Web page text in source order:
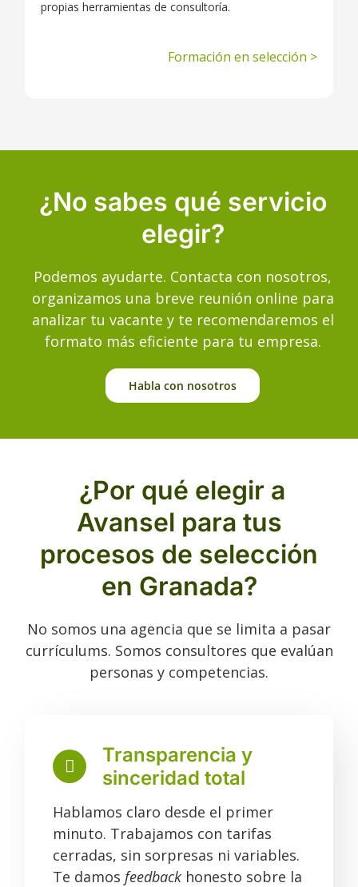
propias herramientas de consultoría.
Formación en selección >
¿No sabes qué servicio
elegir?
Podemos ayudarte. Contacta con nosotros,
organizamos una breve reunión online para
analizar tu vacante y te recomendaremos el
formato más eficiente para tu empresa.
Habla con nosotros
¿Por qué elegir a
Avansel para tus
procesos de selección
en Granada?
No somos una agencia que se limita a pasar
currículums. Somos consultores que evalúan
personas y competencias.
Transparencia y
sinceridad total
Hablamos claro desde el primer
minuto. Trabajamos con tarifas
cerradas, sin sorpresas ni variables.
Te damos feedback honesto sobre la